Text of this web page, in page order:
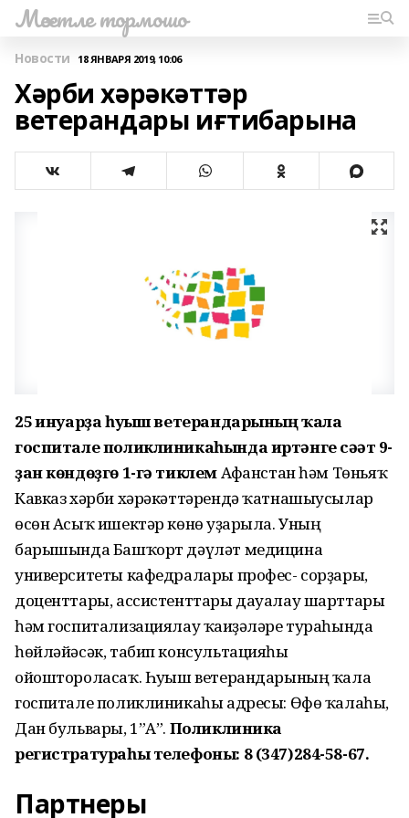
Мәсетле тормошо
Новости 18 ЯНВАРЯ 2019, 10:06
Хәрби хәрәкәттәр
ветерандары иғтибарына
25 ғинуарҙа һуғыш ветерандарының ҡала
госпитале поликлиникаһында иртәнге сәғәт 9-
ҙан көндөҙгө 1-гә тиклемАфғанстан һәм Төньяҡ
Кавказ хәрби хәрәкәттәрендә ҡатнашыусылар
өсөн Асыҡ ишектәр көнө уҙғарыла. Уның
барышында Башҡорт дәүләт медицина
университеты кафедралары профес- сорҙары,
доценттары, ассистенттары дауалау шарттары
һәм госпитализациялау ҡағиҙәләре тураһында
һөйләйәсәк, табип консультацияһы
ойоштороласаҡ. Һуғыш ветерандарының ҡала
госпитале поликлиникаһы адресы: Өфө ҡалаһы,
Дан бульвары, 1”А”. Поликлиника
регистратураһы телефоны: 8 (347)284-58-67.
Партнеры